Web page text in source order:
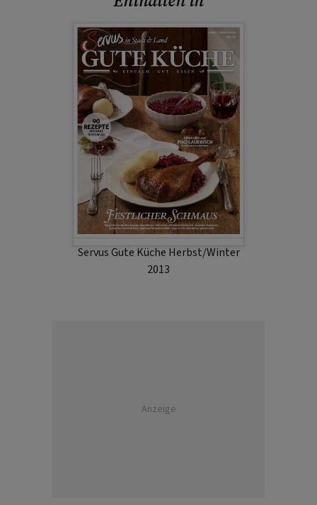
Servus Gute Küche Herbst/Winter
2013
Anzeige